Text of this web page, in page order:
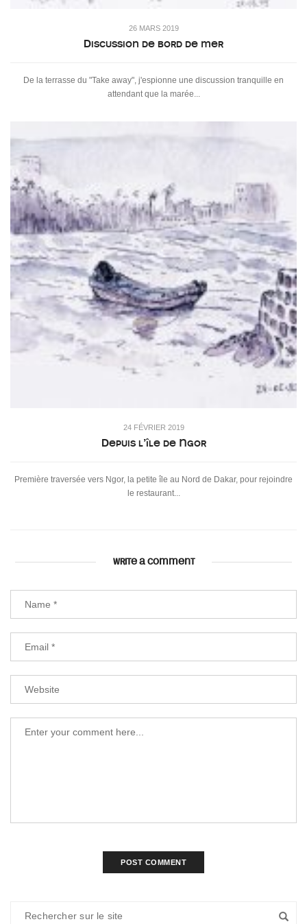
26 MARS 2019
Discussion de bord de mer
De la terrasse du "Take away", j'espionne une discussion tranquille en
attendant que la marée...
24 FÉVRIER 2019
Depuis l’île de Ngor
Première traversée vers Ngor, la petite île au Nord de Dakar, pour rejoindre
le restaurant...
WRITE A COMMENT